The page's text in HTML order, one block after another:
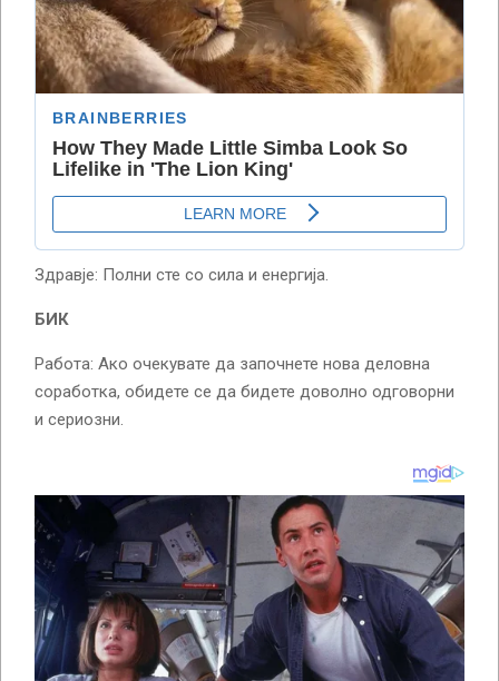
Здравје: Полни сте со сила и енергија.
БИК
Работа: Ако очекувате да започнете нова деловна
соработка, обидете се да бидете доволно одговорни
и сериозни.